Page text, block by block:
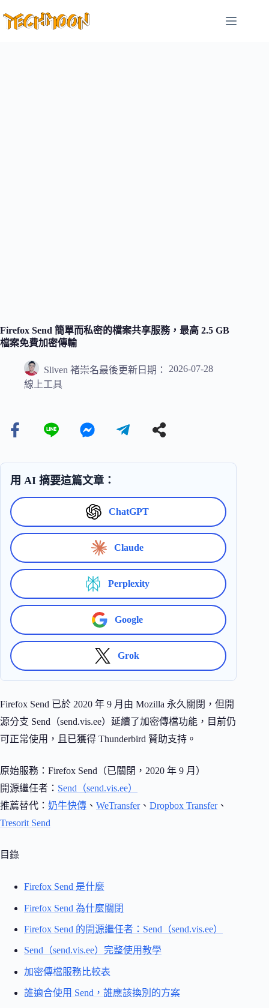
至
Firefox Send 簡單而私密的檔案共享服務，最高 2.5 GB
檔案免費加密傳輸
Sliven 褚崇名最後更新日期：
2026-07-28
線上工具
用 AI 摘要這篇文章：
ChatGPT
Claude
Perplexity
Google
Grok
Firefox Send 已於 2020 年 9 月由 Mozilla 永久關閉，但開
源分支 Send（send.vis.ee）延續了加密傳檔功能，目前仍
可正常使用，且已獲得 Thunderbird 贊助支持。
原始服務：Firefox Send（已關閉，2020 年 9 月）
開源繼任者： Send（send.vis.ee）
推薦替代： 奶牛快傳 、 WeTransfer、 Dropbox Transfer、
Tresorit Send
目錄
Firefox Send 是什麼
Firefox Send 為什麼關閉
Firefox Send 的開源繼任者：Send（send.vis.ee）
Send（send.vis.ee）完整使用教學
加密傳檔服務比較表
誰適合使用 Send，誰應該換別的方案